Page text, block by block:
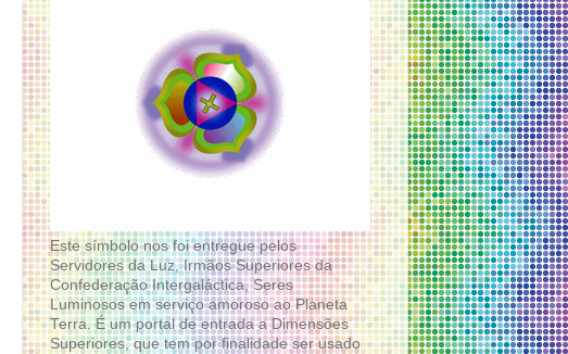
Este símbolo nos foi entregue pelos
Servidores da Luz, Irmãos Superiores da
Confederação Intergaláctica, Seres
Luminosos em serviço amoroso ao Planeta
Terra. É um portal de entrada a Dimensões
Superiores, que tem por finalidade ser usado